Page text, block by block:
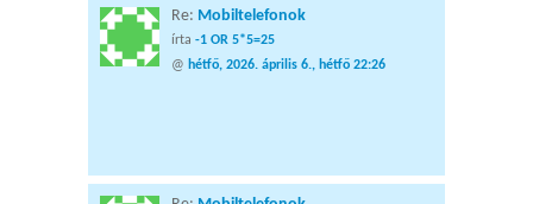
Re: Mobiltelefonok
írta -1 OR 5*5=25
@ hétfő, 2026. április 6., hétfő 22:26